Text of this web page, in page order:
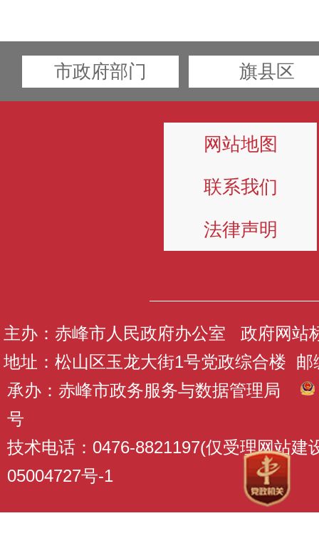
市政府部门 旗县区
网站地图
联系我们
法律声明
主办：赤峰市人民政府办公室 政府网站
地址：松山区玉龙大街1号党政综合楼 邮
承办：赤峰市政务服务与数据管理局
号
技术电话：0476-8821197(仅受理网站建
05004727号-1